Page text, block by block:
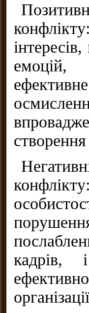
емоцій,